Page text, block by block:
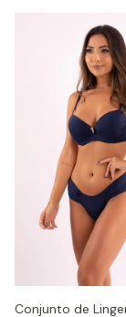
Conjunto de